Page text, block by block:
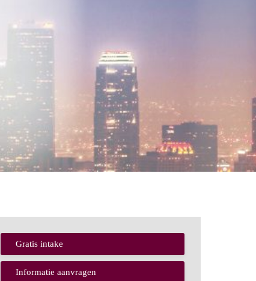
Gratis intake
Informatie aanvragen